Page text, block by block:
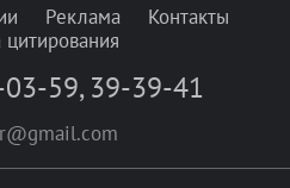
Реклама
Контакты
59, 39-39-41